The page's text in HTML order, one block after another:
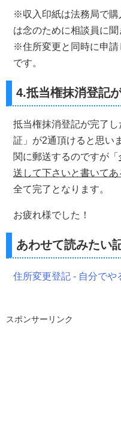
※収入印紙は法務局で購
は念のために相談員に
※住所変更と同時に申請
です。
4.抵当権抹消登記
抵当権抹消登記が完了
証」が2通頂けると思い
関に郵送するのですが「
送して下さいと書いてあ
全て完了となります。
お疲れ様でした！
あわせて読みたい
住所変更登記 - 自分でや
スポンサーリンク